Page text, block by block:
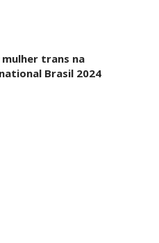
mulher trans na
Brasil 2024